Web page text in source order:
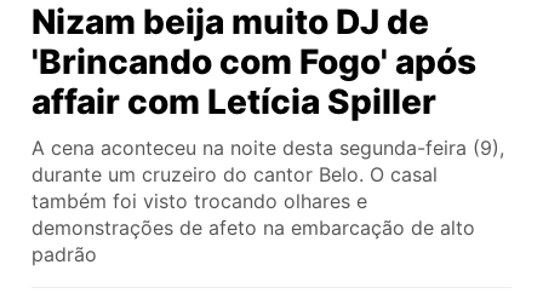
Nizam beija muito DJ de
'Brincando com Fogo' após
affair com Letícia Spiller
A cena aconteceu na noite desta segunda-feira (9),
durante um cruzeiro do cantor Belo. O casal
também foi visto trocando olhares e
demonstrações de afeto na embarcação de alto
padrão